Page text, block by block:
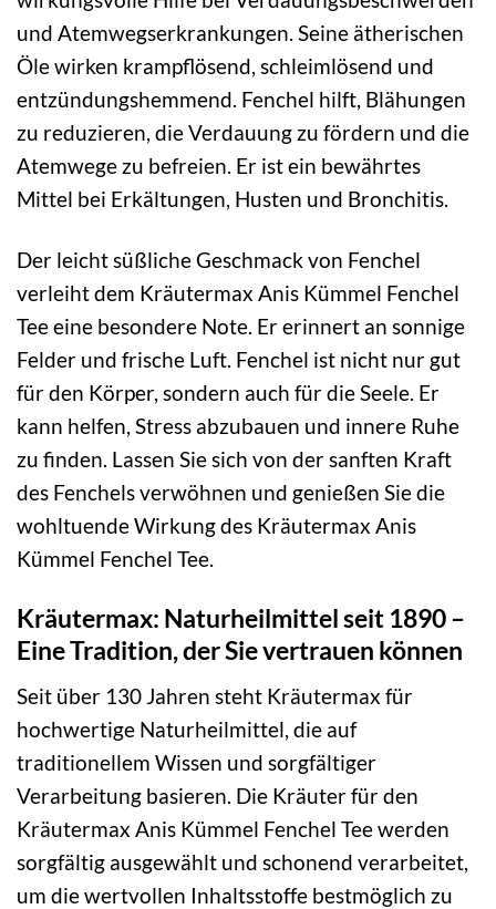
und Atemwegserkrankungen. Seine ätherischen
Öle wirken krampflösend, schleimlösend und
entzündungshemmend. Fenchel hilft, Blähungen
zu reduzieren, die Verdauung zu fördern und die
Atemwege zu befreien. Er ist ein bewährtes
Mittel bei Erkältungen, Husten und Bronchitis.
Der leicht süßliche Geschmack von Fenchel
verleiht dem Kräutermax Anis Kümmel Fenchel
Tee eine besondere Note. Er erinnert an sonnige
Felder und frische Luft. Fenchel ist nicht nur gut
für den Körper, sondern auch für die Seele. Er
kann helfen, Stress abzubauen und innere Ruhe
zu finden. Lassen Sie sich von der sanften Kraft
des Fenchels verwöhnen und genießen Sie die
wohltuende Wirkung des Kräutermax Anis
Kümmel Fenchel Tee.
Kräutermax: Naturheilmittel seit 1890 –
Eine Tradition, der Sie vertrauen können
Seit über 130 Jahren steht Kräutermax für
hochwertige Naturheilmittel, die auf
traditionellem Wissen und sorgfältiger
Verarbeitung basieren. Die Kräuter für den
Kräutermax Anis Kümmel Fenchel Tee werden
sorgfältig ausgewählt und schonend verarbeitet,
um die wertvollen Inhaltsstoffe bestmöglich zu